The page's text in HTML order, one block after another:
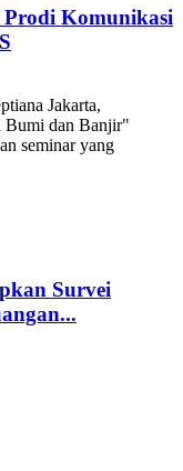
Prodi Komunikasi
Jakarta,
Bumi dan Banjir"
seminar yang
Survei